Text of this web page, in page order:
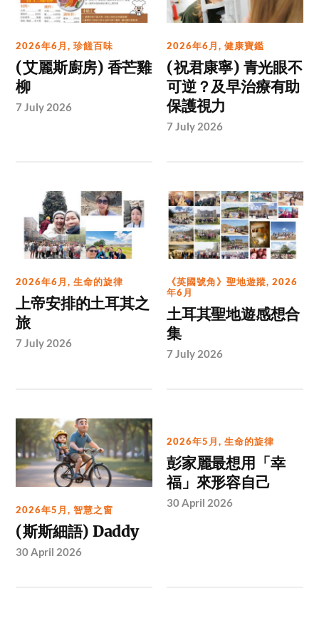
2026年6月,珍饈百味
(艾麗斯廚房) 香芒雞
柳
7 July 2026
2026年6月,健康寶鑑
(祝君康寧) 青光眼不
可逆？及早治療有助
保護視力
7 July 2026
2026年6月,生命的旋律
上帝安排的土耳其之
旅
7 July 2026
《英國號角》聖地遊蹤,2026
年6月
土耳其聖地遊感想合
集
7 July 2026
2026年5月,智慧之窗
(斯斯細語) Daddy
30 April 2026
2026年5月,生命的旋律
彭家麗最想用「幸
福」來形容自己
30 April 2026